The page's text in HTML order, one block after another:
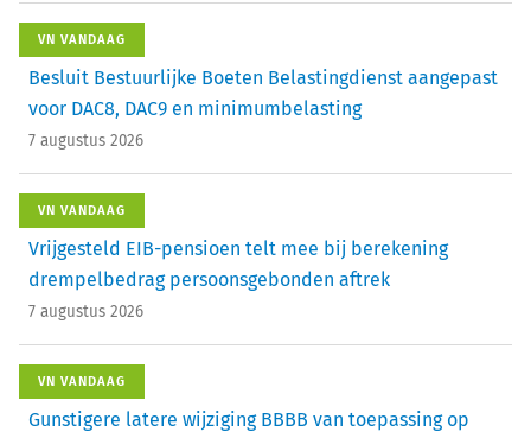
VN VANDAAG
Besluit Bestuurlijke Boeten Belastingdienst aangepast
voor DAC8, DAC9 en minimumbelasting
7 augustus 2026
VN VANDAAG
Vrijgesteld EIB-pensioen telt mee bij berekening
drempelbedrag persoonsgebonden aftrek
7 augustus 2026
VN VANDAAG
Gunstigere latere wijziging BBBB van toepassing op